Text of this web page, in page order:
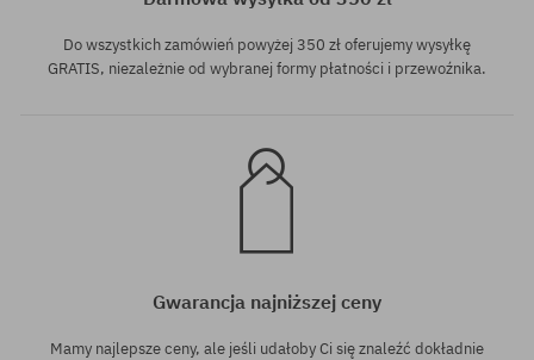
Do wszystkich zamówień powyżej 350 zł oferujemy wysyłkę
GRATIS, niezależnie od wybranej formy płatności i przewoźnika.
Gwarancja najniższej ceny
Mamy najlepsze ceny, ale jeśli udałoby Ci się znaleźć dokładnie